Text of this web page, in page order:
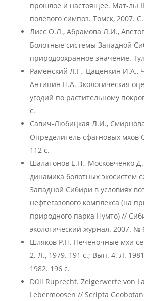
прошлое и настоящее. Мат-лы
полевого симпоз. Томск, 2007.
Лисс О.Л., Абрамова Л.И.,
Болотные системы Западной
природоохранное значение.
Раменский Л.Г., Цаценкин И.А.,
Антипин Н.А. Экологическая
угодий по растительному
с.
Савич-Любицкая Л.И.,
Определитель сфагновых мхов
112 с.
Шалатонов Е.Н., Московченко
динамика болотных экосистем
Западной Сибири в условиях
нефтегазового комплекса (на
природного парка Нумто) //
экологический журнал. 2007. №
Шляков Р.Н. Печеночные мхи
2. Л., 1979. 191 с.; Вып. 4. Л.
1982. 196 с.
Düll Ruprecht. Zeigerwerte von
Lebermoosen // Scripta